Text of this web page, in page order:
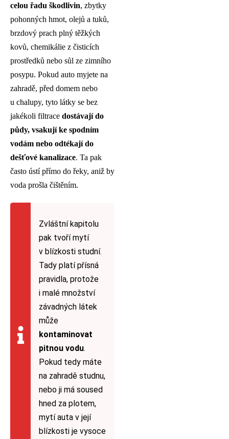
celou řadu škodlivin, zbytky
pohonných hmot, olejů a tuků,
brzdový prach plný těžkých
kovů, chemikálie z čisticích
prostředků nebo sůl ze zimního
posypu. Pokud auto myjete na
zahradě, před domem nebo
u chalupy, tyto látky se bez
jakékoli filtrace dostávají do
půdy, vsakují ke spodním
vodám nebo odtékají do
dešťové kanalizace. Ta pak
často ústí přímo do řeky, aniž by
voda prošla čištěním.
Zvláštní kapitolu
pak tvoří mytí
v blízkosti studní.
Tady platí přísná
pravidla, protože
i malé množství
závadných látek
může
kontaminovat
pitnou vodu.
Pokud tedy máte
na zahradě studnu,
nebo ji má soused
hned za plotem,
mytí auta v její
blízkosti je vysoce